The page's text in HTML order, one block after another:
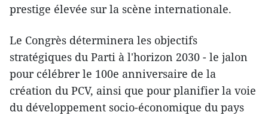
prestige élevée sur la scène internationale.
Le Congrès déterminera les objectifs
stratégiques du Parti à l'horizon 2030 - le jalon
pour célébrer le 100e anniversaire de la
création du PCV, ainsi que pour planifier la voie
du développement socio-économique du pays